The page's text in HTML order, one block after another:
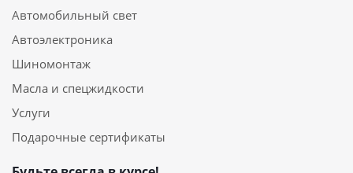
Автомобильный свет
Автоэлектроника
Шиномонтаж
Масла и спецжидкости
Услуги
Подарочные сертификаты